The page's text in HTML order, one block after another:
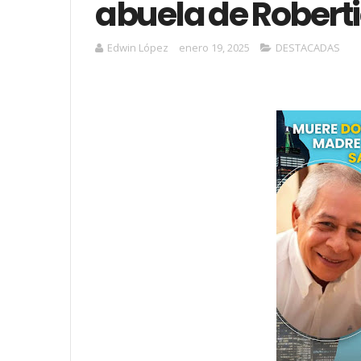
abuela de
Edwin López enero 19, 2025 DESTACADAS